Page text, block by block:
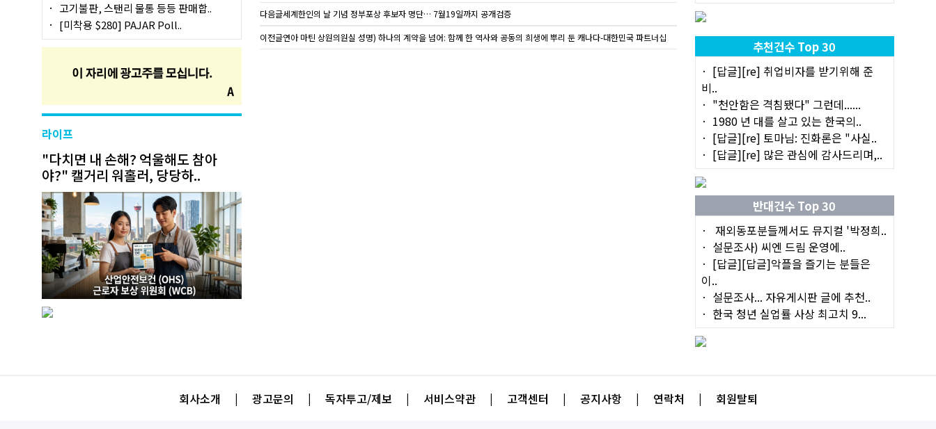
고기불판, 스탠리 물통 등등 판매합..
[미착용 $280] PAJAR Poll..
라이프
"다치면 내 손해? 억울해도 참아
야?" 캘거리 워홀러, 당당하..
다음글세계한인의 날 기념 정부포상 후보자 명단… 7월19일까지 공개검증
이전글연아 마틴 상원의원실 성명) 하나의 계약을 넘어: 함께 한 역사와 공동의 희생에 뿌리 둔 캐나다-대한민국 파트너십
추천건수 Top 30
[답글][re] 취업비자를 받기위해 준
비..
"천안함은 격침됐다" 그런데......
1980 년 대를 살고 있는 한국의..
[답글][re] 토마님: 진화론은 "사실..
[답글][re] 많은 관심에 감사드리며,..
반대건수 Top 30
재외동포분들께서도 뮤지컬 '박정희..
설문조사) 씨엔 드림 운영에..
[답글][답글]악플을 즐기는 분들은
이..
설문조사... 자유게시판 글에 추천..
한국 청년 실업률 사상 최고치 9...
회사소개 | 광고문의 | 독자투고/제보 | 서비스약관 | 고객센터 | 공지사항 | 연락처 | 회원탈퇴